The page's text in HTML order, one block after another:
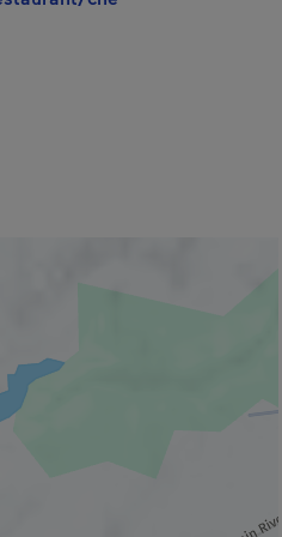
dans une nouvelle fenêtre.